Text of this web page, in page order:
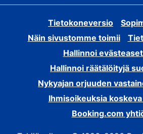
Tietokoneversio
Näin sivustomme toimii
Hallinnoi
Hallinnoi räätälöityjä
Nykyajan orjuuden
Ihmisoikeuksia
Booking.com